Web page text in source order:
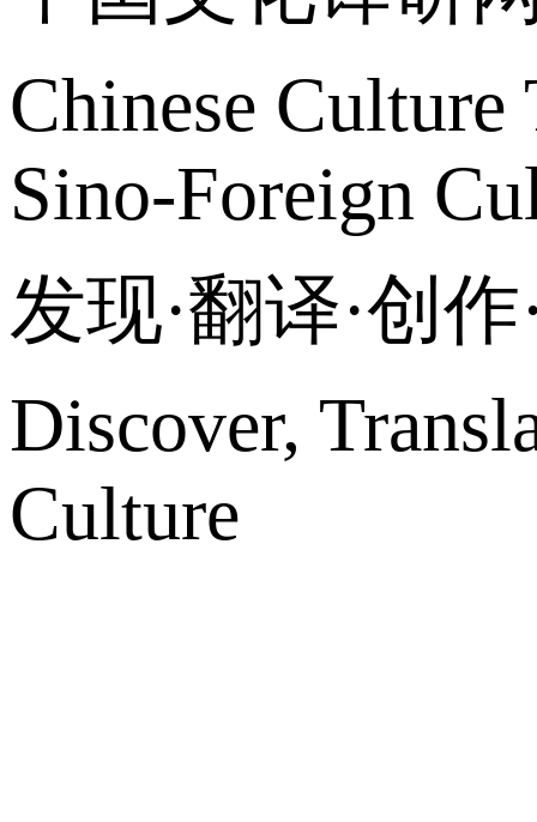
Chinese
Sino-Foreign
发现·翻译·创
Discover,
Culture